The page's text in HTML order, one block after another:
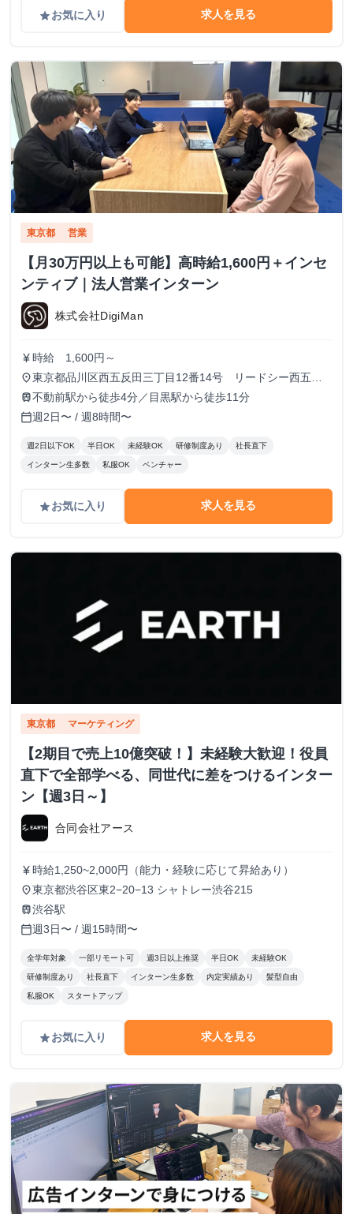
gradeお気に入り 求人を見る
東京都 営業
【月30万円以上も可能】高時給1,600円＋インセ
ンティブ｜法人営業インターン
株式会社DigiMan
currency_yen 時給 1,600円～
place東京都品川区西五反田三丁目12番14号 リードシー西五反
田ビル7-8階（受付8階）
train不動前駅から徒歩4分／目黒駅から徒歩11分
calendar_today週2日〜 / 週8時間〜
週2日以下OK 半日OK 未経験OK 研修制度あり 社長直下
インターン生多数 私服OK ベンチャー
gradeお気に入り 求人を見る
東京都 マーケティング
【2期目で売上10億突破！】未経験大歓迎！役員
直下で全部学べる、同世代に差をつけるインター
ン【週3日～】
合同会社アース
currency_yen 時給1,250~2,000円（能力・経験に応じて昇給あり）
place東京都渋谷区東2−20−13 シャトレー渋谷215
train渋谷駅
calendar_today週3日〜 / 週15時間〜
全学年対象 一部リモート可 週3日以上推奨 半日OK 未経験OK
研修制度あり 社長直下 インターン生多数 内定実績あり 髪型自由
私服OK スタートアップ
gradeお気に入り 求人を見る